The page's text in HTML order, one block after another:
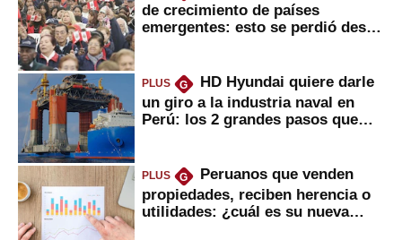
de crecimiento de países
emergentes: esto se perdió desde
PLUS G
HD Hyundai quiere darle
un giro a la industria naval en
Perú: los 2 grandes pasos que
PLUS G
Peruanos que venden
propiedades, reciben herencia o
utilidades: ¿cuál es su nueva